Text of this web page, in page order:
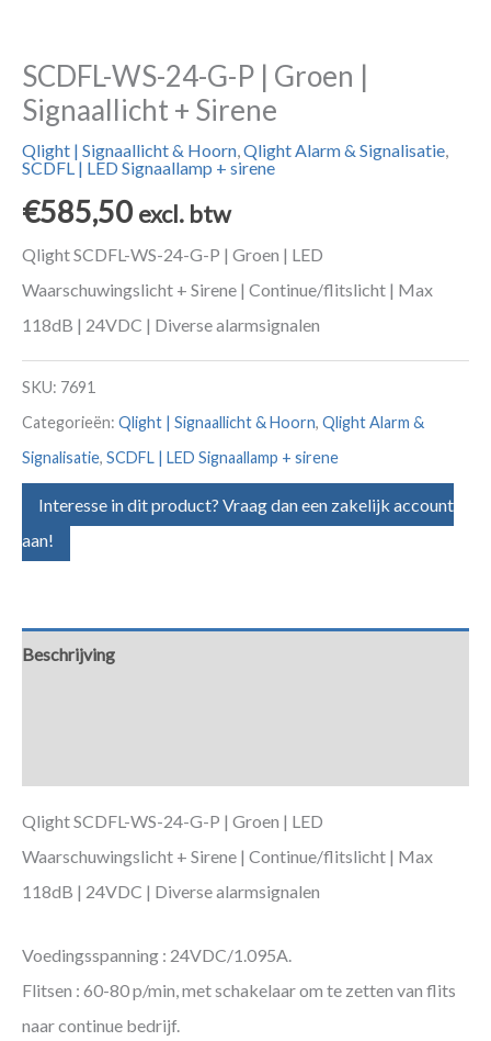
SCDFL-WS-24-G-P | Groen |
Signaallicht + Sirene
Qlight | Signaallicht & Hoorn,Qlight Alarm & Signalisatie,
SCDFL | LED Signaallamp + sirene
€585,50 excl. btw
Qlight SCDFL-WS-24-G-P | Groen | LED
Waarschuwingslicht + Sirene | Continue/flitslicht | Max
118dB | 24VDC | Diverse alarmsignalen
SKU: 7691
Categorieën: Qlight | Signaallicht & Hoorn, Qlight Alarm &
Signalisatie, SCDFL | LED Signaallamp + sirene
Interesse in dit product? Vraag dan een zakelijk account
aan!
Beschrijving
Qlight SCDFL-WS-24-G-P | Groen | LED
Waarschuwingslicht + Sirene | Continue/flitslicht | Max
118dB | 24VDC | Diverse alarmsignalen
Voedingsspanning : 24VDC/1.095A.
Flitsen : 60-80 p/min, met schakelaar om te zetten van flits
naar continue bedrijf.